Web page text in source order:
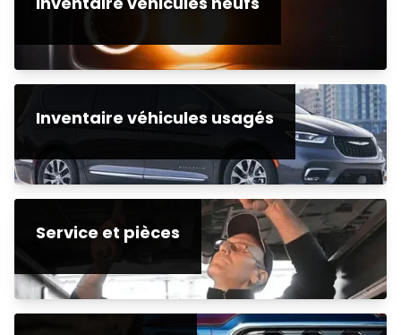
Inventaire véhicules usagés
Service et pièces